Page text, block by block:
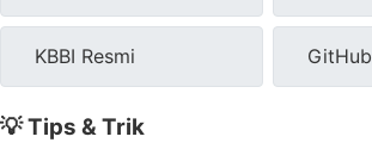
KBBI Resmi GitHub
💡 Tips & Trik